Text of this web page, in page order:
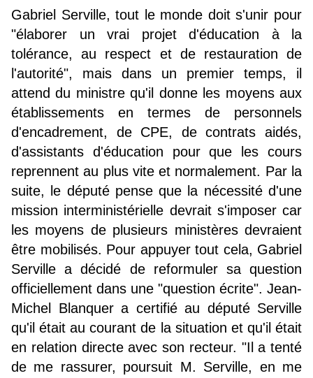
Gabriel Serville, tout le monde doit s'unir pour
"élaborer un vrai projet d'éducation à la
tolérance, au respect et de restauration de
l'autorité", mais dans un premier temps, il
attend du ministre qu'il donne les moyens aux
établissements en termes de personnels
d'encadrement, de CPE, de contrats aidés,
d'assistants d'éducation pour que les cours
reprennent au plus vite et normalement. Par la
suite, le député pense que la nécessité d'une
mission interministérielle devrait s'imposer car
les moyens de plusieurs ministères devraient
être mobilisés. Pour appuyer tout cela, Gabriel
Serville a décidé de reformuler sa question
officiellement dans une "question écrite". Jean-
Michel Blanquer a certifié au député Serville
qu'il était au courant de la situation et qu'il était
en relation directe avec son recteur. "Il a tenté
de me rassurer, poursuit M. Serville, en me